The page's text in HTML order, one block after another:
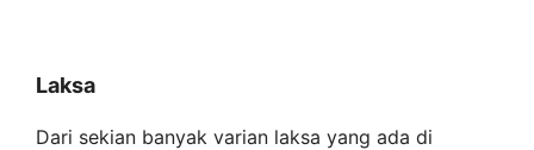
Laksa
Dari sekian banyak varian laksa yang ada di